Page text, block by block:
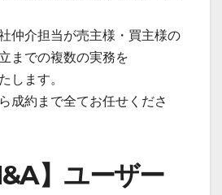
仲介担当が売主様・買主様の
までの複数の実務を
します。
成約まで全てお任せくださ
】ユーザー